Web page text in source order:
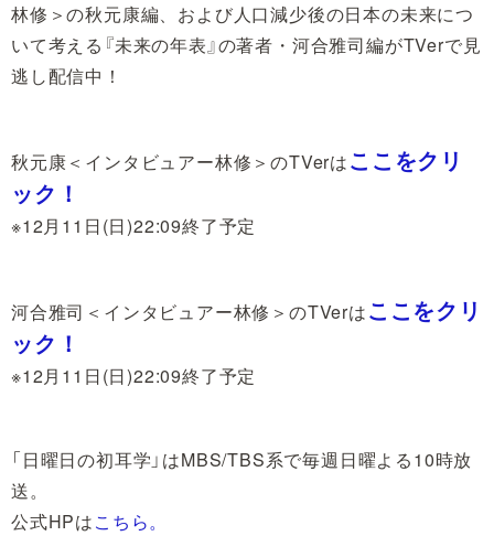
林修＞の秋元康編、および人口減少後の日本の未来につ
いて考える『未来の年表』の著者・河合雅司編がTVerで見
逃し配信中！
秋元康＜インタビュアー林修＞のTVerはここをクリ
ック！
※12月11日(日)22:09終了予定
河合雅司＜インタビュアー林修＞のTVerはここをクリ
ック！
※12月11日(日)22:09終了予定
「日曜日の初耳学」はMBS/TBS系で毎週日曜よる10時放
送。
公式HPはこちら。